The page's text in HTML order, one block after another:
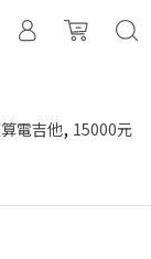
電吉他, 15000元